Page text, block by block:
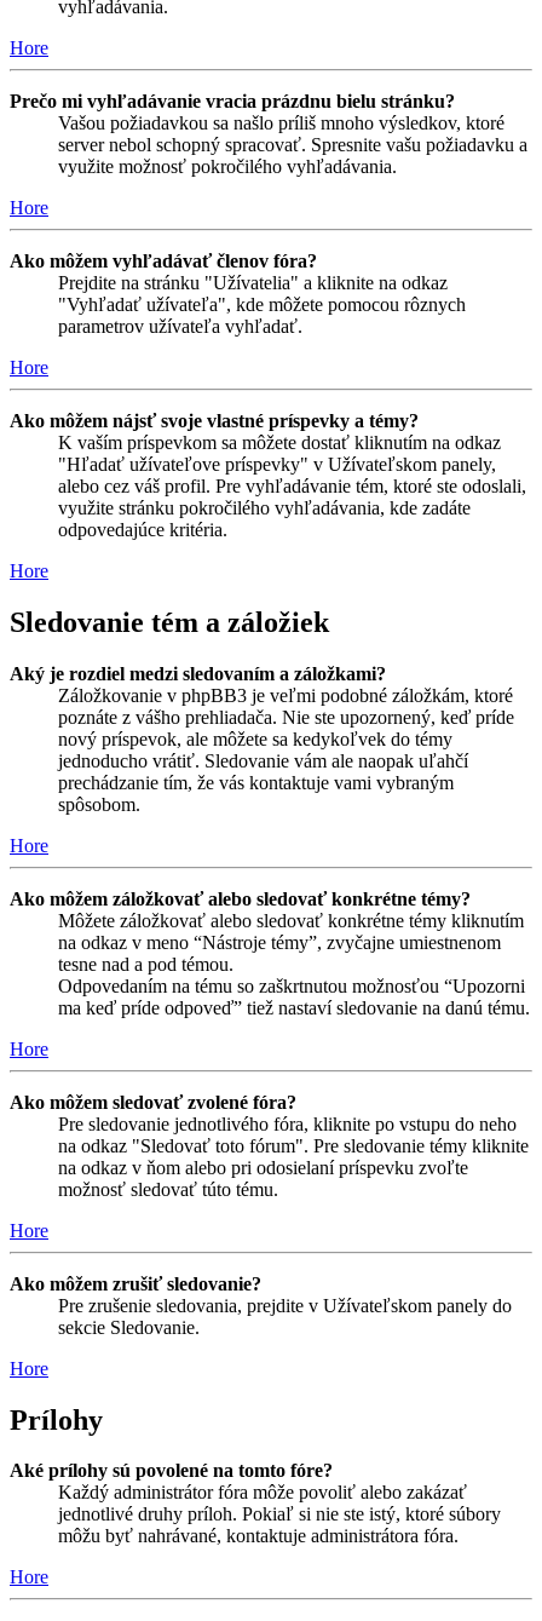
vyhľadávania.
Hore
Prečo mi vyhľadávanie vracia prázdnu bielu stránku?
Vašou požiadavkou sa našlo príliš mnoho výsledkov, ktoré
server nebol schopný spracovať. Spresnite vašu požiadavku a
využite možnosť pokročilého vyhľadávania.
Hore
Ako môžem vyhľadávať členov fóra?
Prejdite na stránku "Užívatelia" a kliknite na odkaz
"Vyhľadať užívateľa", kde môžete pomocou rôznych
parametrov užívateľa vyhľadať.
Hore
Ako môžem nájsť svoje vlastné príspevky a témy?
K vaším príspevkom sa môžete dostať kliknutím na odkaz
"Hľadať užívateľove príspevky" v Užívateľskom panely,
alebo cez váš profil. Pre vyhľadávanie tém, ktoré ste odoslali,
využite stránku pokročilého vyhľadávania, kde zadáte
odpovedajúce kritéria.
Hore
Sledovanie tém a záložiek
Aký je rozdiel medzi sledovaním a záložkami?
Záložkovanie v phpBB3 je veľmi podobné záložkám, ktoré
poznáte z vášho prehliadača. Nie ste upozornený, keď príde
nový príspevok, ale môžete sa kedykoľvek do témy
jednoducho vrátiť. Sledovanie vám ale naopak uľahčí
prechádzanie tím, že vás kontaktuje vami vybraným
spôsobom.
Hore
Ako môžem záložkovať alebo sledovať konkrétne témy?
Môžete záložkovať alebo sledovať konkrétne témy kliknutím
na odkaz v meno “Nástroje témy”, zvyčajne umiestnenom
tesne nad a pod témou.
Odpovedaním na tému so zaškrtnutou možnosťou “Upozorni
ma keď príde odpoveď” tiež nastaví sledovanie na danú tému.
Hore
Ako môžem sledovať zvolené fóra?
Pre sledovanie jednotlivého fóra, kliknite po vstupu do neho
na odkaz "Sledovať toto fórum". Pre sledovanie témy kliknite
na odkaz v ňom alebo pri odosielaní príspevku zvoľte
možnosť sledovať túto tému.
Hore
Ako môžem zrušiť sledovanie?
Pre zrušenie sledovania, prejdite v Užívateľskom panely do
sekcie Sledovanie.
Hore
Prílohy
Aké prílohy sú povolené na tomto fóre?
Každý administrátor fóra môže povoliť alebo zakázať
jednotlivé druhy príloh. Pokiaľ si nie ste istý, ktoré súbory
môžu byť nahrávané, kontaktuje administrátora fóra.
Hore